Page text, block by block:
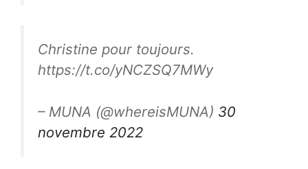
Christine pour toujours.
https://t.co/yNCZSQ7MWy
– MUNA (@whereisMUNA) 30
novembre 2022